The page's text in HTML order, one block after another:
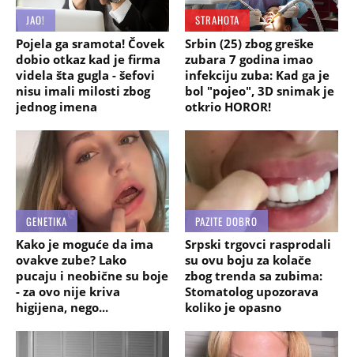
JAO!
Pojela ga sramota! Čovek
dobio otkaz kad je firma
videla šta gugla - šefovi
nisu imali milosti zbog
jednog imena
STRAHOTA
Srbin (25) zbog greške
zubara 7 godina imao
infekciju zuba: Kad ga je
bol "pojeo", 3D snimak je
otkrio HOROR!
GENETIKA
Kako je moguće da ima
ovakve zube? Lako
pucaju i neobične su boje
- za ovo nije kriva
higijena, nego...
PAZITE DOBRO
Srpski trgovci rasprodali
su ovu boju za kolače
zbog trenda sa zubima:
Stomatolog upozorava
koliko je opasno